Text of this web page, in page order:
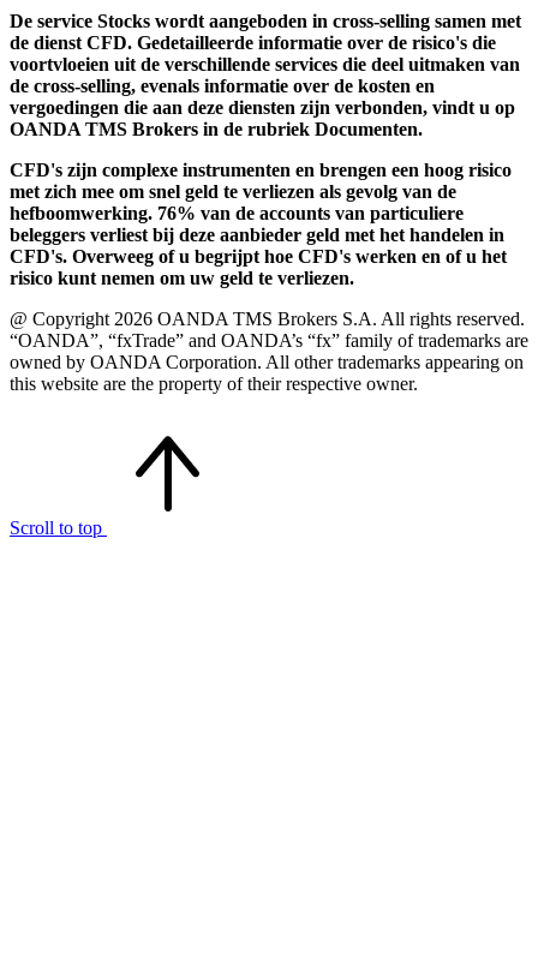
De service Stocks wordt aangeboden in cross-selling samen met
de dienst CFD. Gedetailleerde informatie over de risico's die
voortvloeien uit de verschillende services die deel uitmaken van
de cross-selling, evenals informatie over de kosten en
vergoedingen die aan deze diensten zijn verbonden, vindt u op
OANDA TMS Brokers in de rubriek Documenten.
CFD's zijn complexe instrumenten en brengen een hoog risico
met zich mee om snel geld te verliezen als gevolg van de
hefboomwerking. 76% van de accounts van particuliere
beleggers verliest bij deze aanbieder geld met het handelen in
CFD's. Overweeg of u begrijpt hoe CFD's werken en of u het
risico kunt nemen om uw geld te verliezen.
@ Copyright 2026 OANDA TMS Brokers S.A. All rights reserved.
“OANDA”, “fxTrade” and OANDA’s “fx” family of trademarks are
owned by OANDA Corporation. All other trademarks appearing on
this website are the property of their respective owner.
Scroll to top